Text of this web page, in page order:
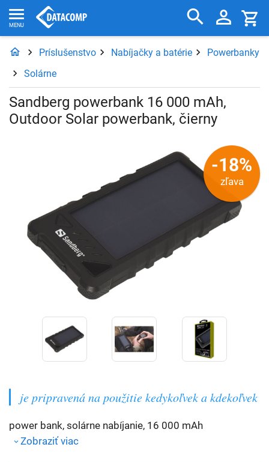
Príslušenstvo Nabíjačky a batérie
Powerbanky
Solárne
Sandberg powerbank 16 000 mAh,
Outdoor Solar powerbank, čierny
-18%
zľava
je pripravená na použitie kedykoľvek a kdekoľvek
power bank, solárne nabíjanie, 16 000 mAh
Zobraziť viac